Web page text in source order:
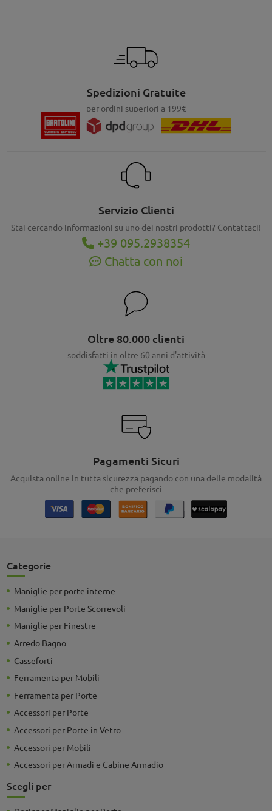
Spedizioni Gratuite
per ordini superiori a 199€
Servizio Clienti
Stai cercando informazioni su uno dei nostri prodotti? Contattaci!
+39 095.2938354
Chatta con noi
Oltre 80.000 clienti
soddisfatti in oltre 60 anni d'attività
Pagamenti Sicuri
Acquista online in tutta sicurezza pagando con una delle modalità
che preferisci
Categorie
Maniglie per porte interne
Maniglie per Porte Scorrevoli
Maniglie per Finestre
Arredo Bagno
Casseforti
Ferramenta per Mobili
Ferramenta per Porte
Accessori per Porte
Accessori per Porte in Vetro
Accessori per Mobili
Accessori per Armadi e Cabine Armadio
Scegli per